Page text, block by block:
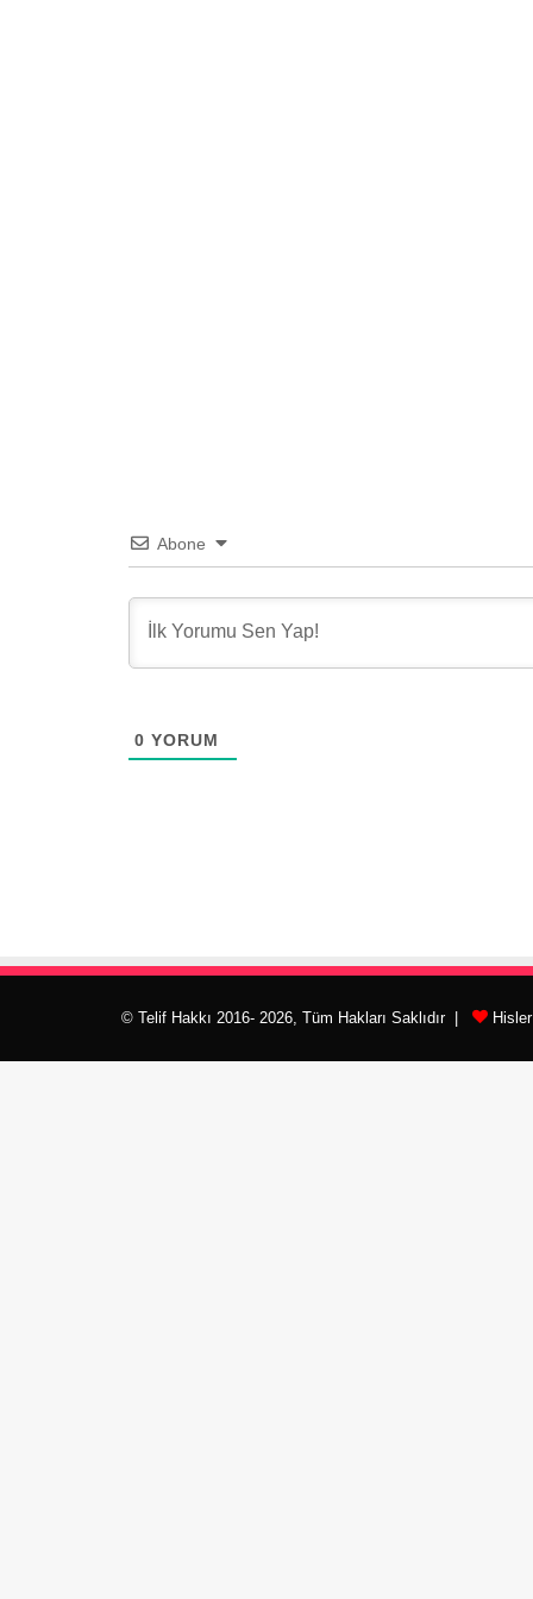
Abone
0 YORUM
© Telif Hakkı 2016- 2026, Tüm Hakları Saklıdır |